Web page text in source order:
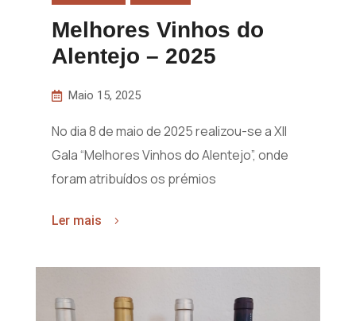
Melhores Vinhos do
Alentejo – 2025
Maio 15, 2025
No dia 8 de maio de 2025 realizou-se a XII
Gala “Melhores Vinhos do Alentejo”, onde
foram atribuídos os prémios
Ler mais